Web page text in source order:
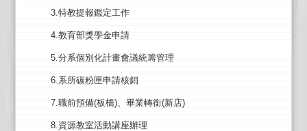
3.特教提報鑑定工作
4.教育部獎學金申請
5.分系個別化計畫會議統籌管理
6.系所碳粉匣申請核銷
7.職前預備(板橋)、畢業轉銜(新店)
8.資源教室活動講座辦理